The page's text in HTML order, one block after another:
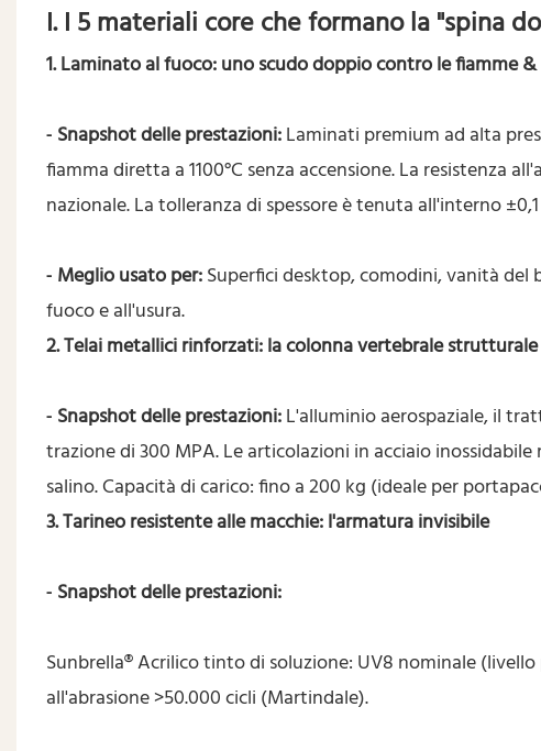
I. I 5 materiali core che formano la "spina
1. Laminato al fuoco: uno scudo doppio contro le fiamme
- Snapshot delle prestazioni:Laminati premium ad alta
fiamma diretta a 1100°C senza accensione. La resistenza
nazionale. La tolleranza di spessore è tenuta all'interno
- Meglio usato per:Superfici desktop, comodini, vanità
fuoco e all'usura.
2. Telai metallici rinforzati: la colonna vertebrale
- Snapshot delle prestazioni:L'alluminio aerospaziale, il
trazione di 300 MPA. Le articolazioni in acciaio
salino. Capacità di carico: fino a 200 kg (ideale per
3. Tarineo resistente alle macchie: l'armatura invisibile
- Snapshot delle prestazioni:
Sunbrella® Acrilico tinto di soluzione: UV8 nominale
all'abrasione >50.000 cicli (Martindale).